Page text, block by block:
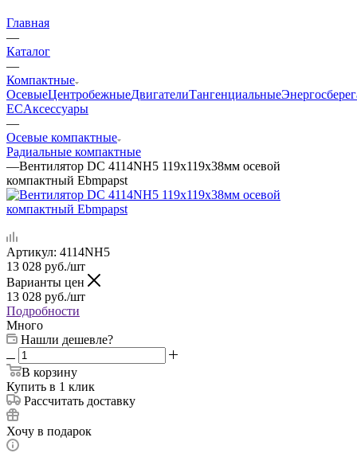
Главная
—
Каталог
—
Компактные
ОсевыеЦентробежныеДвигателиТангенциальные
ECАксессуары
—
Осевые компактные
Радиальные компактные
—Вентилятор DC 4114NH5 119x119x38мм осевой
компактный Ebmpapst
Артикул: 4114NH5
13 028 руб./шт
Варианты цен
13 028 руб./шт
Подробности
Много
Нашли дешевле?
В корзину
Купить в 1 клик
Рассчитать доставку
Хочу в подарок